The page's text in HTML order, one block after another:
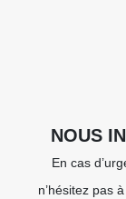
NOUS
En cas
n’hésitez pas